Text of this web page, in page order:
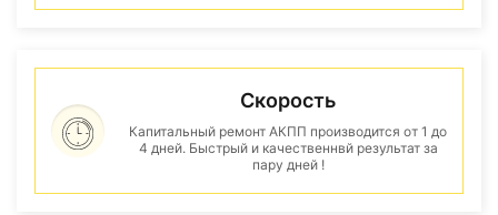
Скорость
Капитальный ремонт АКПП производится от 1 до
4 дней. Быстрый и качественнвй результат за
пару дней !